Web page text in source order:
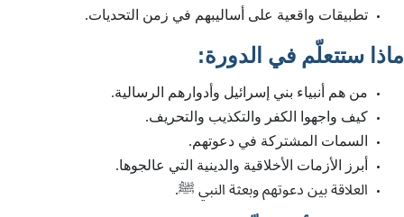
تطبيقات واقعية على أساليبهم في زمن التحديات.
ماذا ستتعلّم في الدورة:
من هم أنبياء بني إسرائيل وأدوارهم الرسالية.
كيف واجهوا الكفر والتكذيب والتحريف.
السمات المشتركة في دعوتهم.
أبرز الأزمات الأخلاقية والدينية التي عالجوها.
العلاقة بين دعوتهم وبعثة النبي ﷺ.